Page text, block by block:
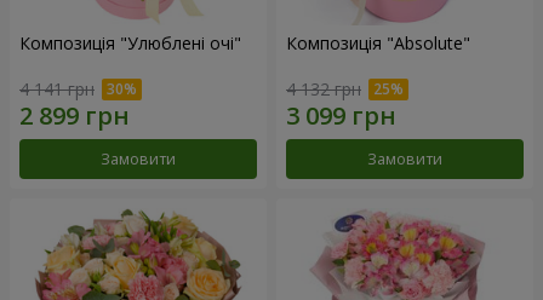
Композиція "Улюблені очі"
4 141 грн
Замовити
Композиція "Absolute"
4 132 грн
Замовити